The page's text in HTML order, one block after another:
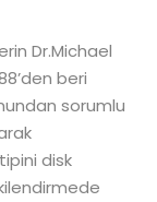
Dr.Michael
beri
sorumlu
disk